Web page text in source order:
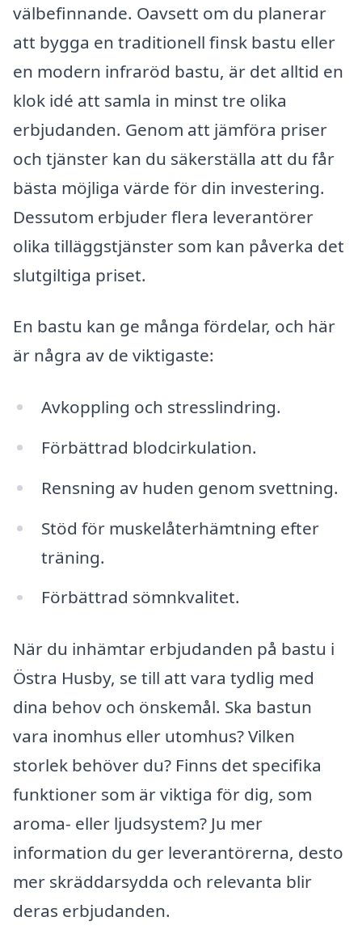
välbefinnande. Oavsett om du planerar
att bygga en traditionell finsk bastu eller
en modern infraröd bastu, är det alltid en
klok idé att samla in minst tre olika
erbjudanden. Genom att jämföra priser
och tjänster kan du säkerställa att du får
bästa möjliga värde för din investering.
Dessutom erbjuder flera leverantörer
olika tilläggstjänster som kan påverka det
slutgiltiga priset.
En bastu kan ge många fördelar, och här
är några av de viktigaste:
Avkoppling och stresslindring.
Förbättrad blodcirkulation.
Rensning av huden genom svettning.
Stöd för muskelåterhämtning efter
träning.
Förbättrad sömnkvalitet.
När du inhämtar erbjudanden på bastu i
Östra Husby, se till att vara tydlig med
dina behov och önskemål. Ska bastun
vara inomhus eller utomhus? Vilken
storlek behöver du? Finns det specifika
funktioner som är viktiga för dig, som
aroma- eller ljudsystem? Ju mer
information du ger leverantörerna, desto
mer skräddarsydda och relevanta blir
deras erbjudanden.